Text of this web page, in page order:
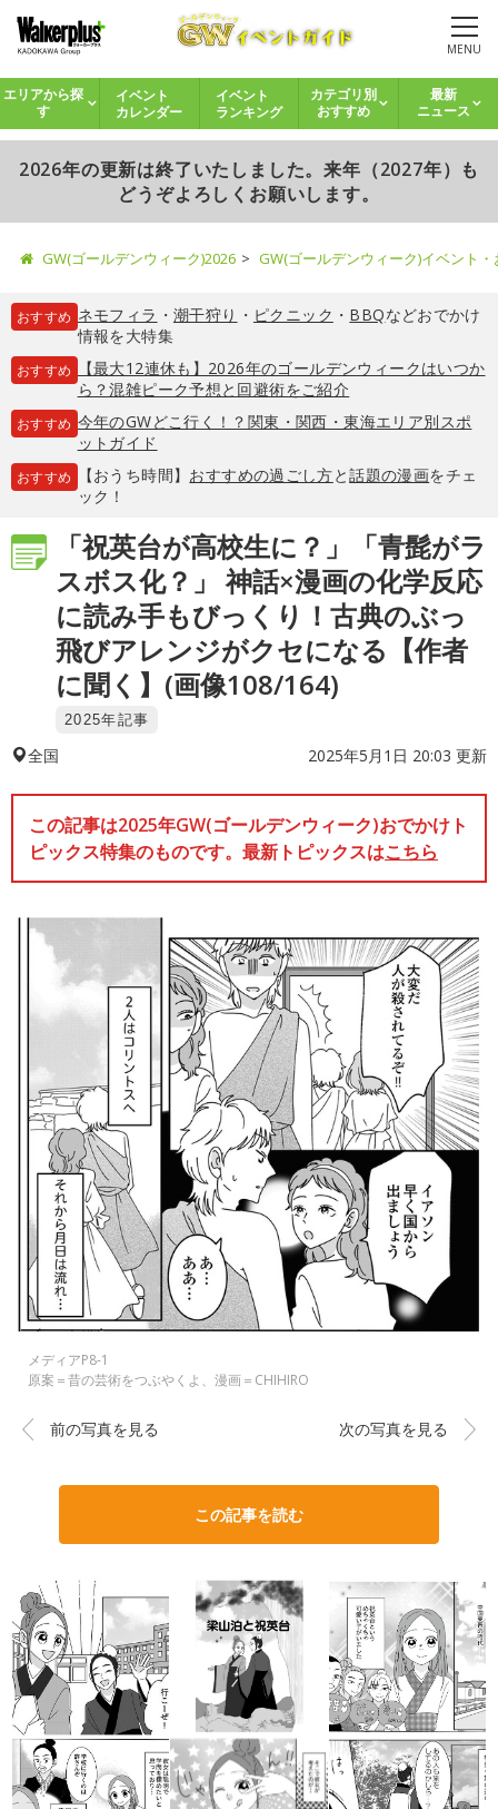
MENU
エリアから探
す
イベント
カレンダー
イベント
ランキング
カテゴリ別
おすすめ
最新
ニュース
2026年の更新は終了いたしました。来年（2027年）も
どうぞよろしくお願いします。
GW(ゴールデンウィーク)2026 GW(ゴールデンウィーク)イベント
おすすめ ネモフィラ ・ 潮干狩り ・ ピクニック ・ BBQなどおでかけ
情報を大特集
おすすめ
【最大12連休も】2026年のゴールデンウィークはいつか
ら？混雑ピーク予想と回避術をご紹介
おすすめ 今年のGWどこ行く！？関東・関西・東海エリア別スポ
ットガイド
おすすめ 【おうち時間】 おすすめの過ごし方と話題の漫画をチェ
ック！
「祝英台が高校生に？」「青髭がラ
スボス化？」 神話×漫画の化学反応
に読み手もびっくり！古典のぶっ
飛びアレンジがクセになる【作者
に聞く】(画像108/164)
2025年記事
全国 2025年5月1日 20:03 更新
この記事は2025年GW(ゴールデンウィーク)おでかけト
ピックス特集のものです。最新トピックスはこちら
メディアP8-1
原案＝昔の芸術をつぶやくよ、漫画＝CHIHIRO
前の写真を見る 次の写真を見る
この記事を読む